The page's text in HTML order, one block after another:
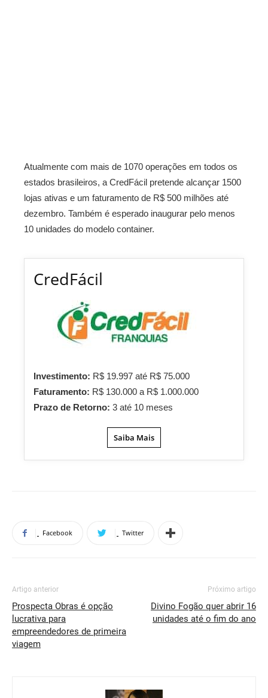
Atualmente com mais de 1070 operações em todos os
estados brasileiros, a CredFácil pretende alcançar 1500
lojas ativas e um faturamento de R$ 500 milhões até
dezembro. Também é esperado inaugurar pelo menos
10 unidades do modelo container.
CredFácil
Investimento: R$ 19.997 até R$ 75.000
Faturamento: R$ 130.000 a R$ 1.000.000
Prazo de Retorno: 3 até 10 meses
Saiba Mais
Facebook Twitter
Artigo anterior
Prospecta Obras é opção
lucrativa para
empreendedores de primeira
viagem
Próximo artigo
Divino Fogão quer abrir 16
unidades até o fim do ano